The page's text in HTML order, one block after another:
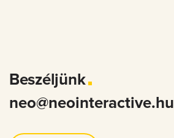
Beszéljünk
neo@neointeractive.hu